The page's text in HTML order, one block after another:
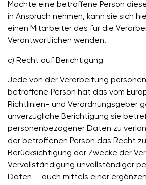
Möchte eine betroffene Person
in Anspruch nehmen, kann sie sich
einen Mitarbeiter des für die
Verantwortlichen wenden.
c) Recht auf Berichtigung
Jede von der Verarbeitung
betroffene Person hat das vom
Richtlinien- und Verordnungsgeber
unverzügliche Berichtigung sie
personenbezogener Daten zu
der betroffenen Person das Recht
Berücksichtigung der Zwecke der
Vervollständigung unvollständiger
Daten — auch mittels einer